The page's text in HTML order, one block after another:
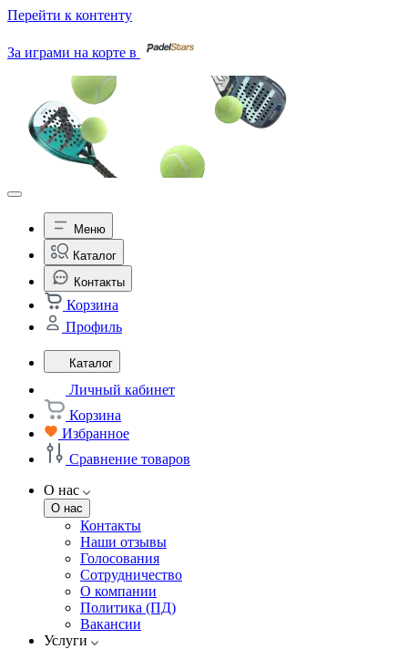
Перейти к контенту
За играми на корте в
Меню
Каталог
Контакты
Корзина
Профиль
Каталог
Личный кабинет
Корзина
Избранное
Сравнение товаров
О нас
О нас
Контакты
Наши отзывы
Голосования
Сотрудничество
О компании
Политика (ПД)
Вакансии
Услуги